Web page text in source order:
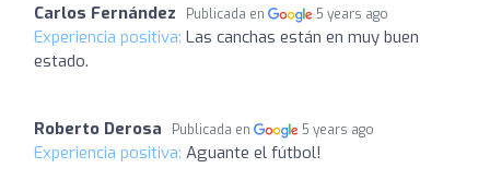
Carlos Fernández Publicada en 5 years ago
Experiencia positiva: Las canchas están en muy buen
estado.
Roberto Derosa Publicada en 5 years ago
Experiencia positiva: Aguante el fútbol!